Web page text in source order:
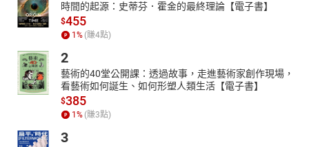
時間的起源：史蒂芬．霍金的最終理論【電子書】
$455
1 % (賺4點)
2
藝術的40堂公開課：透過故事，走進藝術家創作現場，
看藝術如何誕生、如何形塑人類生活【電子書】
$385
1 % (賺3點)
3